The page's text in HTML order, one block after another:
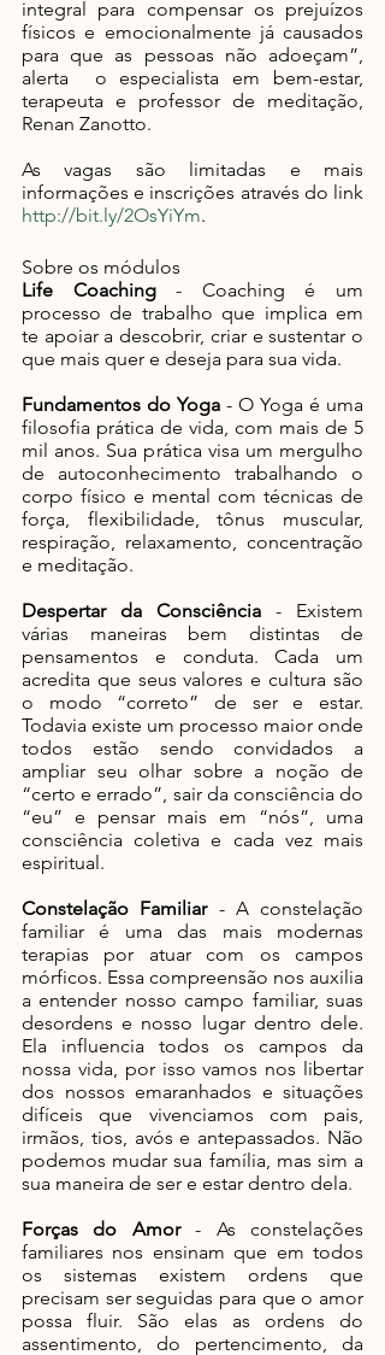
integral para compensar os prejuízos
físicos e emocionalmente já causados
para que as pessoas não adoeçam”,
alerta  o especialista em bem-estar,
terapeuta e professor de meditação,
Renan Zanotto.
As vagas são limitadas e mais
informações e inscrições através do link
http://bit.ly/2OsYiYm.
Sobre os módulos
Life Coaching - Coaching é um
processo de trabalho que implica em
te apoiar a descobrir, criar e sustentar o
que mais quer e deseja para sua vida.
Fundamentos do Yoga - O Yoga é uma
filosofia prática de vida, com mais de 5
mil anos. Sua prática visa um mergulho
de autoconhecimento trabalhando o
corpo físico e mental com técnicas de
força, flexibilidade, tônus muscular,
respiração, relaxamento, concentração
e meditação.
Despertar da Consciência - Existem
várias maneiras bem distintas de
pensamentos e conduta. Cada um
acredita que seus valores e cultura são
o modo “correto” de ser e estar.
Todavia existe um processo maior onde
todos estão sendo convidados a
ampliar seu olhar sobre a noção de
“certo e errado”, sair da consciência do
“eu” e pensar mais em “nós”, uma
consciência coletiva e cada vez mais
espiritual.
Constelação Familiar - A constelação
familiar é uma das mais modernas
terapias por atuar com os campos
mórficos. Essa compreensão nos auxilia
a entender nosso campo familiar, suas
desordens e nosso lugar dentro dele.
Ela influencia todos os campos da
nossa vida, por isso vamos nos libertar
dos nossos emaranhados e situações
difíceis que vivenciamos com pais,
irmãos, tios, avós e antepassados. Não
podemos mudar sua família, mas sim a
sua maneira de ser e estar dentro dela.
Forças do Amor - As constelações
familiares nos ensinam que em todos
os sistemas existem ordens que
precisam ser seguidas para que o amor
possa fluir. São elas as ordens do
assentimento, do pertencimento, da